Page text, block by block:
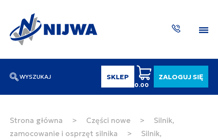
WYSZUKAJ SKLEP
0.00
ZALOGUJ SIĘ
Wpisz numer katalogowy lub nazwę
SZUKAJ
Strona główna > Części nowe >
Silnik,
zamocowanie i osprzęt silnika
>
Silnik,